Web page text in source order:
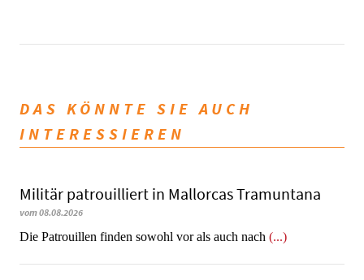
DAS KÖNNTE SIE AUCH
INTERESSIEREN
Militär patrouilliert in Mallorcas Tramuntana
vom 08.08.2026
Die Patrouillen finden sowohl vor als auch nach (...)